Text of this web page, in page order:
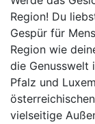
Region! Du
Gespür für
Region wie
die Genusswelt
Pfalz und
vielseitige